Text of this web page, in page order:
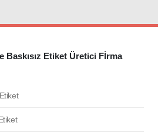
Baskısız Etiket Üretici Fİrma